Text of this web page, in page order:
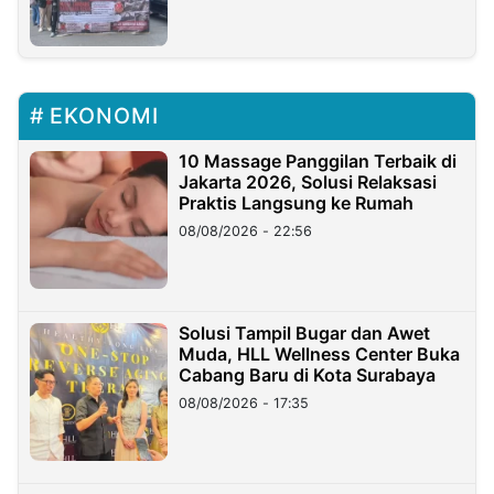
EKONOMI
10 Massage Panggilan Terbaik di
Jakarta 2026, Solusi Relaksasi
Praktis Langsung ke Rumah
08/08/2026 - 22:56
Solusi Tampil Bugar dan Awet
Muda, HLL Wellness Center Buka
Cabang Baru di Kota Surabaya
08/08/2026 - 17:35